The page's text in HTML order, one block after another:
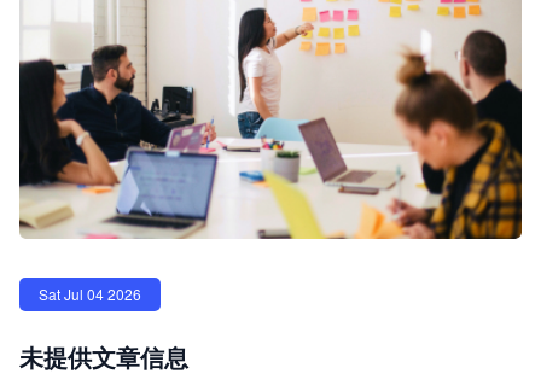
Sat Jul 04 2026
未提供文章信息